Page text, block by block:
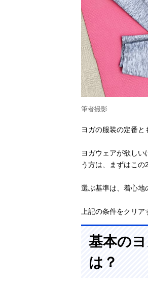
筆者撮影
ヨガの服装の定番と
ヨガウェアが欲し
う方は、まずはこの
選ぶ基準は、着心地
上記の条件をクリ
基本の
は？